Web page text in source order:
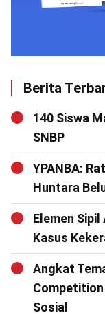
Berita
140 Siswa
SNBP
YPANBA:
Huntara
Elemen
Kasus
Angkat
Competition
Sosial